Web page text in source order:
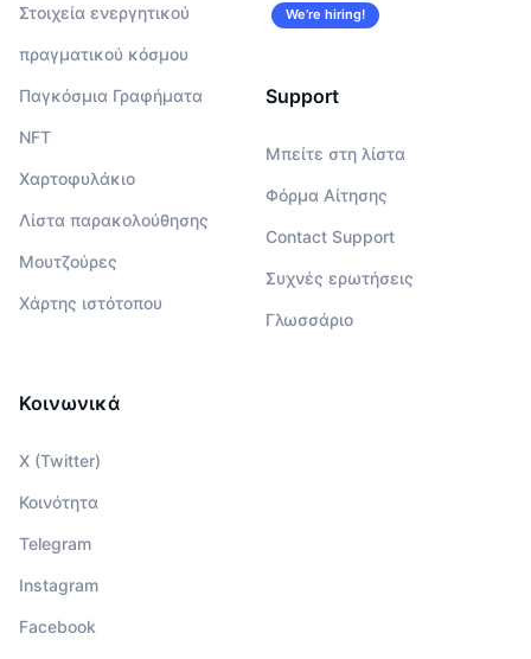
Στοιχεία ενεργητικού
πραγματικού κόσμου
Παγκόσμια Γραφήματα
NFT
Χαρτοφυλάκιο
Λίστα παρακολούθησης
Μουτζούρες
Χάρτης ιστότοπου
We’re hiring!
Support
Μπείτε στη λίστα
Φόρμα Αίτησης
Contact Support
Συχνές ερωτήσεις
Γλωσσάριο
Κοινωνικά
X (Twitter)
Κοινότητα
Telegram
Instagram
Facebook